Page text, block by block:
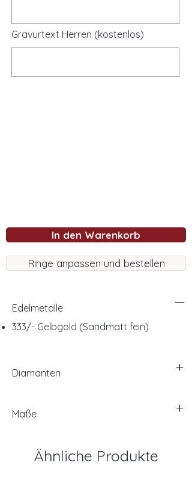
Gravurtext Herren (kostenlos)
In den Warenkorb
Ringe anpassen und bestellen
Edelmetalle
333/- Gelbgold (Sandmatt fein)
Diamanten
Maße
Ähnliche Produkte